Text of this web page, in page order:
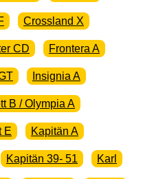
Crossland X
CD Frontera A
Insignia A
B / Olympia A
E Kapitän A
Kapitän 39- 51 Karl